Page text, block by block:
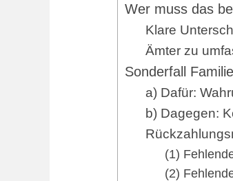
Wer muss das
Klare
Ämter zu
Sonderfall
a) Dafür:
b) Dagegen:
(1)
(2)